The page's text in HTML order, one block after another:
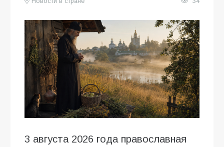
3 августа 2026 года православная